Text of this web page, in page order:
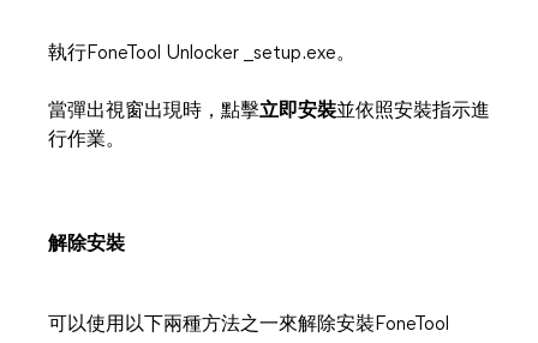
執行FoneTool Unlocker _setup.exe。
當彈出視窗出現時，點擊立即安裝並依照安裝指示進
行作業。
解除安裝
可以使用以下兩種方法之一來解除安裝FoneTool